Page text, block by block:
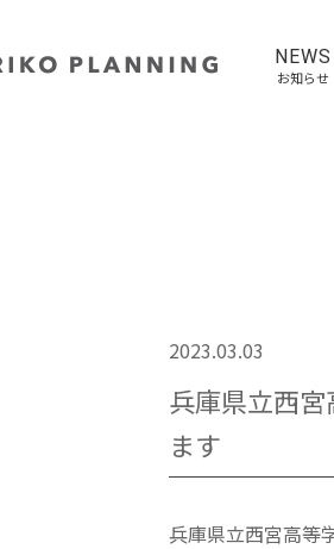
NEWS
お知らせ
2023.03.03
兵庫県立西
ます
兵庫県立西宮高等